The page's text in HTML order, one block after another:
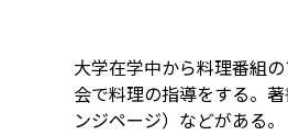
大学在学中から料理番組
会で料理の指導をする。
ンジページ）などがある。